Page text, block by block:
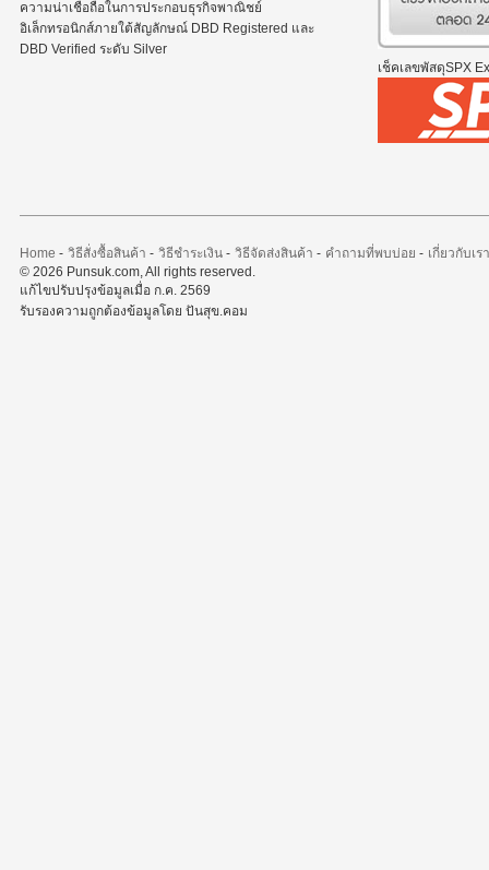
ความน่าเชื่อถือในการประกอบธุรกิจพาณิชย์
อิเล็กทรอนิกส์ภายใต้สัญลักษณ์ DBD Registered และ
DBD Verified ระดับ Silver
เช็คเลขพัสดุSPX
Home - วิธีสั่งซื้อสินค้า - วิธีชำระเงิน- วิธีจัดส่งสินค้า - คำถามที่พบบ่อย - เกี่ยวกับเรา
© 2026 Punsuk.com, All rights reserved.
แก้ไขปรับปรุงข้อมูลเมื่อ ก.ค. 2569
รับรองความถูกต้องข้อมูลโดย ปันสุข.คอม